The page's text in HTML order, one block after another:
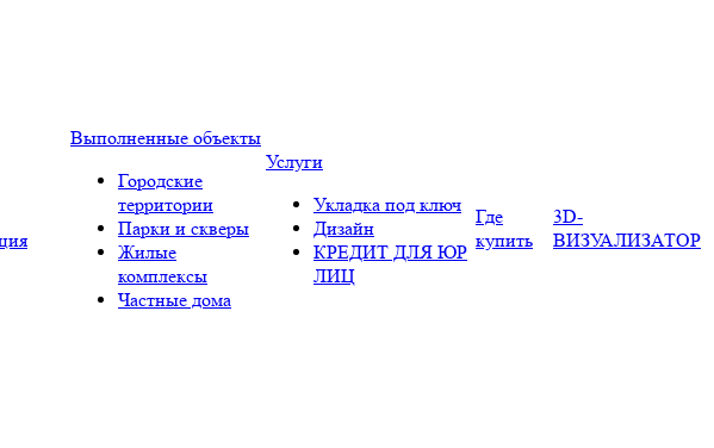
Выполненные объекты
Городские
территории
Парки и скверы
Жилые
комплексы
Частные дома
Услуги
Укладка под ключ
Дизайн
КРЕДИТ ДЛЯ ЮР
ЛИЦ
Где
купить
3D-
ВИЗУАЛИЗАТОР